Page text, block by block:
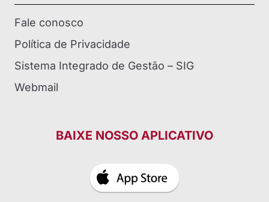
Fale conosco
Política de Privacidade
Sistema Integrado de Gestão – SIG
Webmail
BAIXE NOSSO APLICATIVO